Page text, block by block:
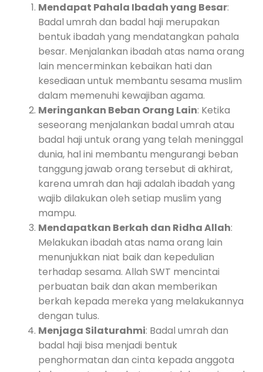
Mendapat Pahala Ibadah yang Besar:
Badal umrah dan badal haji merupakan
bentuk ibadah yang mendatangkan pahala
besar. Menjalankan ibadah atas nama orang
lain mencerminkan kebaikan hati dan
kesediaan untuk membantu sesama muslim
dalam memenuhi kewajiban agama.
Meringankan Beban Orang Lain: Ketika
seseorang menjalankan badal umrah atau
badal haji untuk orang yang telah meninggal
dunia, hal ini membantu mengurangi beban
tanggung jawab orang tersebut di akhirat,
karena umrah dan haji adalah ibadah yang
wajib dilakukan oleh setiap muslim yang
mampu.
Mendapatkan Berkah dan Ridha Allah:
Melakukan ibadah atas nama orang lain
menunjukkan niat baik dan kepedulian
terhadap sesama. Allah SWT mencintai
perbuatan baik dan akan memberikan
berkah kepada mereka yang melakukannya
dengan tulus.
Menjaga Silaturahmi: Badal umrah dan
badal haji bisa menjadi bentuk
penghormatan dan cinta kepada anggota